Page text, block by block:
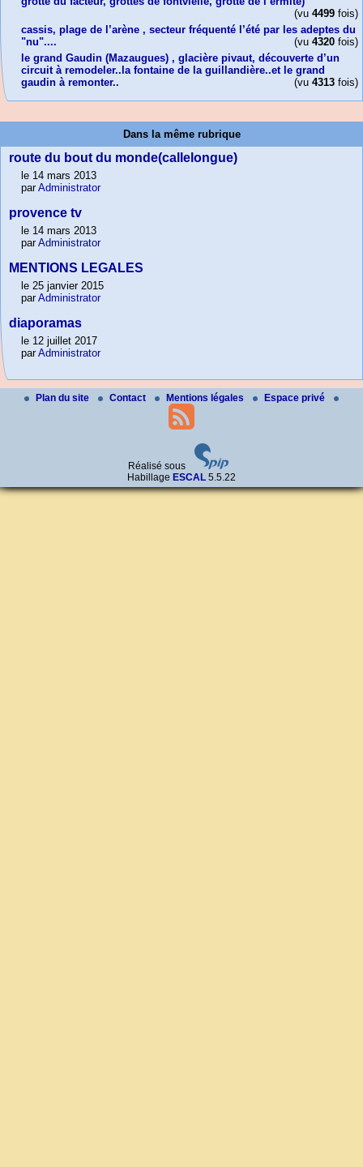
(vu 4499 fois)
cassis, plage de l’arène , secteur fréquenté l’été par les adeptes du
"nu"....
(vu 4320 fois)
le grand Gaudin (Mazaugues) , glacière pivaut, découverte d’un
circuit à remodeler..la fontaine de la guillandière..et le grand
gaudin à remonter..
(vu 4313 fois)
Dans la même rubrique
route du bout du monde(callelongue)
le 14 mars 2013
parAdministrator
provence tv
le 14 mars 2013
parAdministrator
MENTIONS LEGALES
le 25 janvier 2015
parAdministrator
diaporamas
le 12 juillet 2017
parAdministrator
Plan du site Contact Mentions légales Espace privé
Réalisé sous
Habillage ESCAL 5.5.22